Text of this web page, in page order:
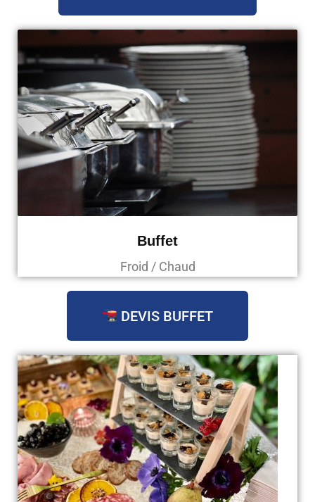
Buffet
Froid / Chaud
DEVIS BUFFET